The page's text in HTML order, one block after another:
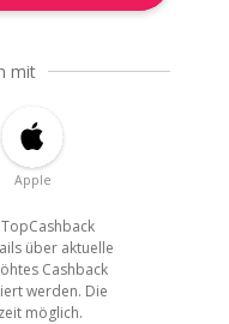
mit
Apple
über aktuelle
Cashback
werden. Die
möglich.